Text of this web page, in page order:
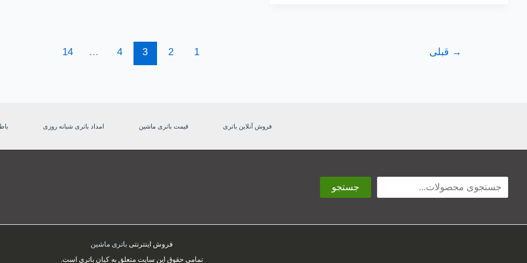
→ قبلی 1
2
3
4
…
14
فروش آنلاین باتری قیمت باتری ماشین امداد باتری شبانه روزی
جستجو جستجو
فروش اینترنتی باتری ماشین
تمامی حقوق این سایت متعلق به کیان باتری است.